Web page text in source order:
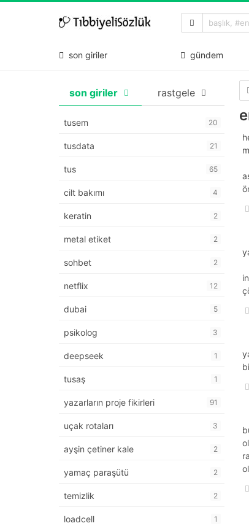
son giriler gündem
son giriler rastgele
tusem 20
tusdata 21
tus 65
cilt bakımı 4
keratin 2
metal etiket 2
sohbet 2
netflix 12
dubai 5
psikolog 3
deepseek 1
tusaş 1
yazarların proje fikirleri 91
uçak rotaları 3
ayşin çetiner kale 2
yamaç paraşütü 2
temizlik 2
loadcell 1